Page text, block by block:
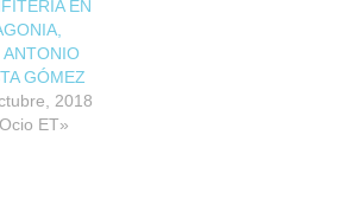
EN
ANTONIO
GÓMEZ
2018
ET»